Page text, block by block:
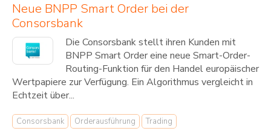
Neue BNPP Smart Order bei der
Consorsbank
Die Consorsbank stellt ihren Kunden mit
BNPP Smart Order eine neue Smart-Order-
Routing-Funktion für den Handel europäischer
Wertpapiere zur Verfügung. Ein Algorithmus vergleicht in
Echtzeit über...
Consorsbank Orderausführung Trading